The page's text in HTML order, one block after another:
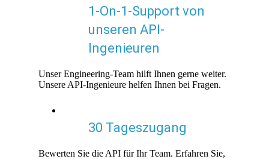
1-On-1-Support von
unseren API-
Ingenieuren
Unser Engineering-Team hilft Ihnen gerne weiter.
Unsere API-Ingenieure helfen Ihnen bei Fragen.
30 Tageszugang
Bewerten Sie die API für Ihr Team. Erfahren Sie,